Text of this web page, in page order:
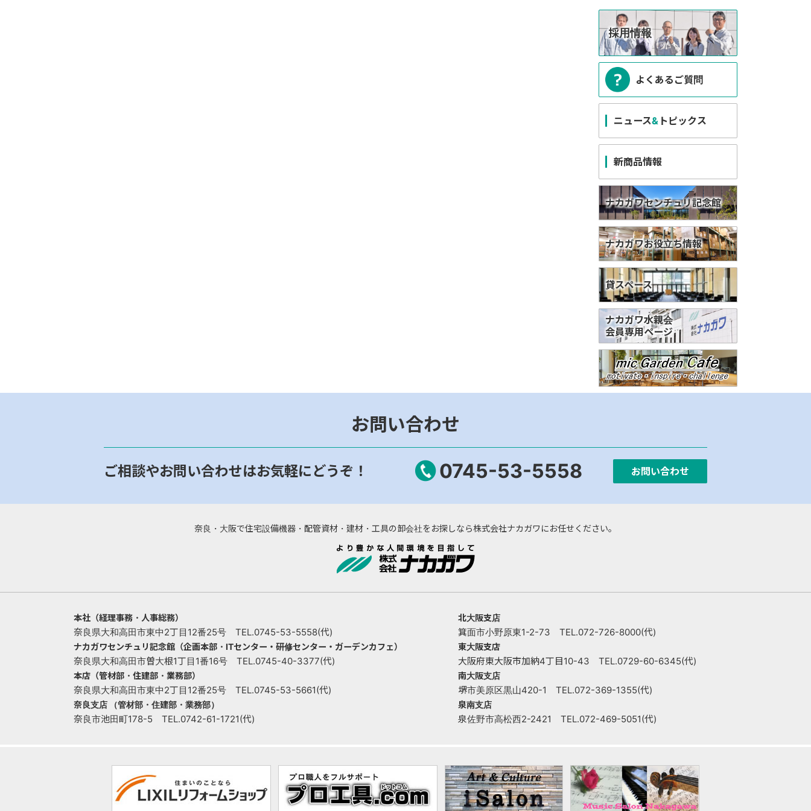
採用情報
よくあるご質問
ニュース& トピックス
新商品情報
ナカガワセンチュリ記念館
ナカガワお役立ち情報
貸スペース
ナカガワ水親会
会員専用ページ
お問い合わせ
ご相談やお問い合わせはお気軽にどうぞ！ 0745-53-5558 お問い合わせ
奈良・大阪で住宅設備機器・配管資材・建材・工具の卸会社をお探しなら株式会社ナカガワにお任せください。
本社（経理事務・人事総務）
奈良県大和高田市東中2丁目12番25号 TEL.0745-53-5558(代)
ナカガワセンチュリ記念館（企画本部・ITセンター・研修センター・ガーデンカフェ）
奈良県大和高田市曽大根1丁目1番16号 TEL.0745-40-3377(代)
本店（管材部・住建部・業務部）
奈良県大和高田市東中2丁目12番25号 TEL.0745-53-5661(代)
奈良支店 （管材部・住建部・業務部）
奈良市池田町178-5 TEL.0742-61-1721(代)
北大阪支店
箕面市小野原東1-2-73 TEL.072-726-8000(代)
東大阪支店
大阪府東大阪市加納4丁目10-43 TEL.0729-60-6345(代)
南大阪支店
堺市美原区黒山420-1 TEL.072-369-1355(代)
泉南支店
泉佐野市高松西2-2421 TEL.072-469-5051(代)